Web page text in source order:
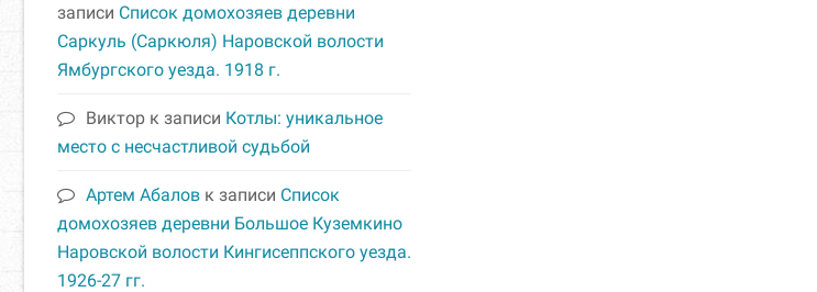
записи Список домохозяев деревни
Саркуль (Саркюля) Наровской волости
Ямбургского уезда. 1918 г.
Виктор к записи Котлы: уникальное
место с несчастливой судьбой
Артем Абалов к записи Список
домохозяев деревни Большое Куземкино
Наровской волости Кингисеппского уезда.
1926-27 гг.